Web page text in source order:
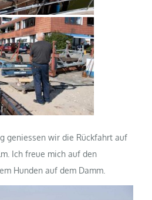
geniessen wir die Rückfahrt auf
Ich freue mich auf den
Hunden auf dem Damm.